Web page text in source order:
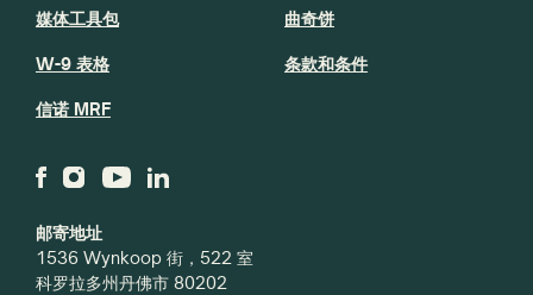
邮寄地址
1536 Wynkoop 街，522 室
科罗拉多州丹佛市 80202
媒体工具包
W-9 表格
信诺 MRF
曲奇饼
条款和条件